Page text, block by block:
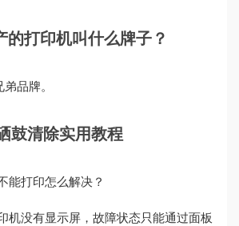
的打印机叫什么牌子？
品牌。
鼓清除实用教程
能打印怎么解决？
机没有显示屏，故障状态只能通过面板